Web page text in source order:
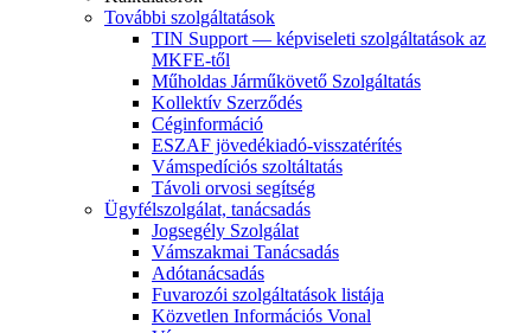
További szolgáltatások
TIN Support — képviseleti szolgáltatások az
MKFE-től
Műholdas Járműkövető Szolgáltatás
Kollektív Szerződés
Céginformáció
ESZAF jövedékiadó-visszatérítés
Vámspedíciós szoltáltatás
Távoli orvosi segítség
Ügyfélszolgálat, tanácsadás
Jogsegély Szolgálat
Vámszakmai Tanácsadás
Adótanácsadás
Fuvarozói szolgáltatások listája
Közvetlen Információs Vonal